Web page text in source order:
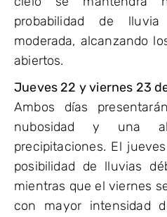
probabilidad de
moderada, alcanzando
abiertos.
Jueves 22 y viernes 23
Ambos días
nubosidad y una
precipitaciones. El
posibilidad de lluvias
mientras que el viernes
con mayor intensidad